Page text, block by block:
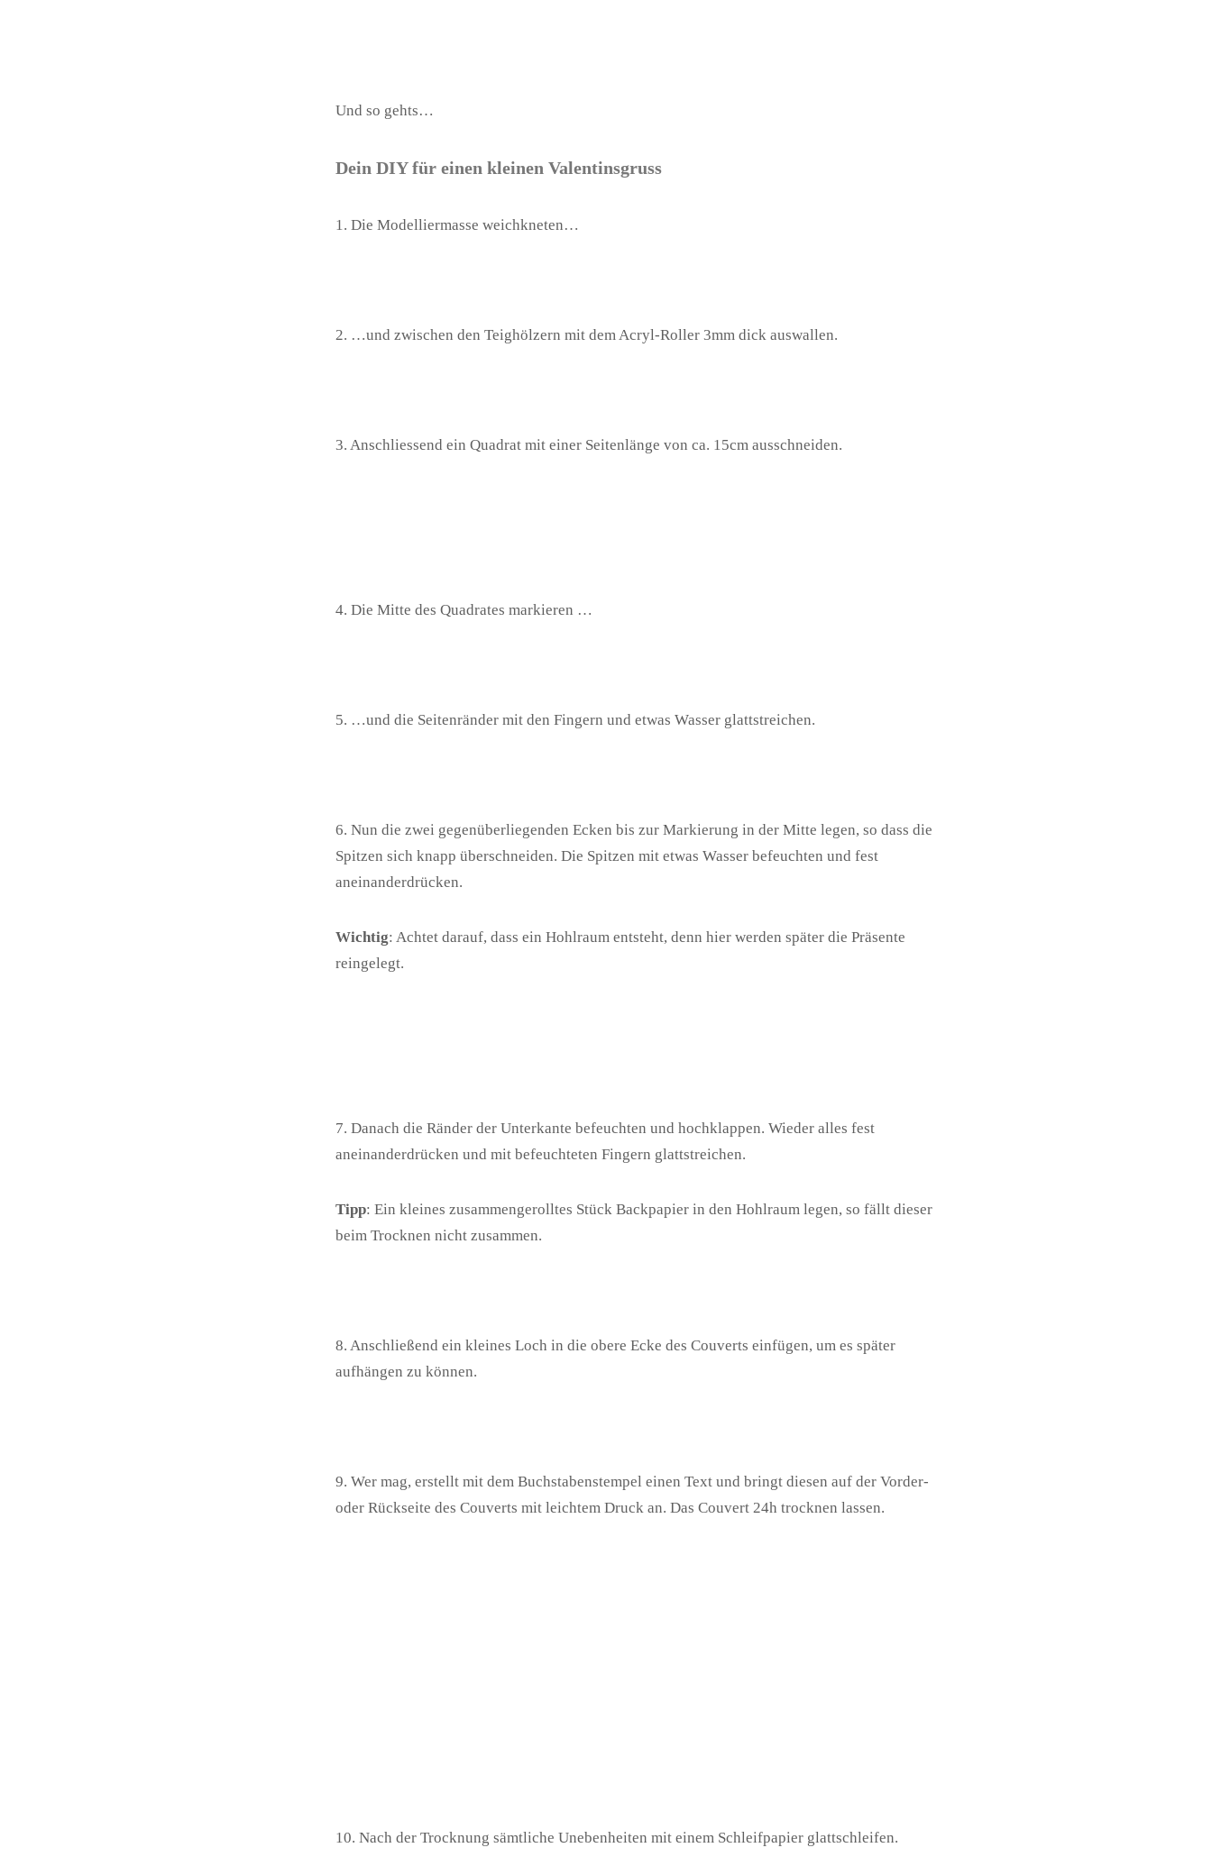
Und so gehts…
Dein DIY für einen kleinen Valentinsgruss
1. Die Modelliermasse weichkneten…
2. …und zwischen den Teighölzern mit dem Acryl-Roller 3mm dick auswallen.
3. Anschliessend ein Quadrat mit einer Seitenlänge von ca. 15cm ausschneiden.
4. Die Mitte des Quadrates markieren …
5. …und die Seitenränder mit den Fingern und etwas Wasser glattstreichen.
6. Nun die zwei gegenüberliegenden Ecken bis zur Markierung in der Mitte legen, so dass die
Spitzen sich knapp überschneiden. Die Spitzen mit etwas Wasser befeuchten und fest
aneinanderdrücken.
Wichtig: Achtet darauf, dass ein Hohlraum entsteht, denn hier werden später die Präsente
reingelegt.
7. Danach die Ränder der Unterkante befeuchten und hochklappen. Wieder alles fest
aneinanderdrücken und mit befeuchteten Fingern glattstreichen.
Tipp: Ein kleines zusammengerolltes Stück Backpapier in den Hohlraum legen, so fällt dieser
beim Trocknen nicht zusammen.
8. Anschließend ein kleines Loch in die obere Ecke des Couverts einfügen, um es später
aufhängen zu können.
9. Wer mag, erstellt mit dem Buchstabenstempel einen Text und bringt diesen auf der Vorder-
oder Rückseite des Couverts mit leichtem Druck an. Das Couvert 24h trocknen lassen.
10. Nach der Trocknung sämtliche Unebenheiten mit einem Schleifpapier glattschleifen.